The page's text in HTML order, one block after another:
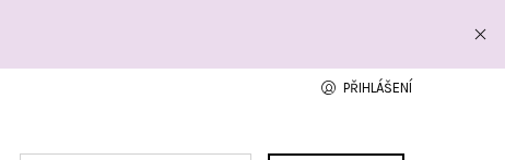
PŘIHLÁŠENÍ